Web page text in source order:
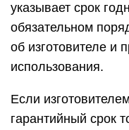
указывает срок
обязательном
об изготовителе и
использования.
Если
гарантийный срок